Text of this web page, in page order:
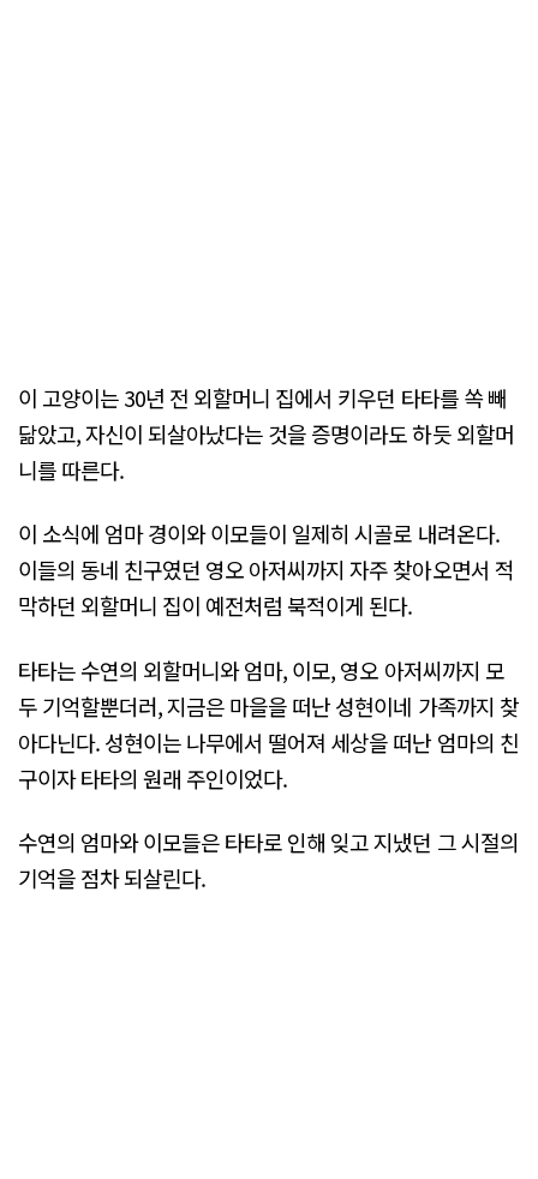
이 고양이는 30년 전 외할머니 집에서 키우던 타타를 쏙 빼
닮았고, 자신이 되살아났다는 것을 증명이라도 하듯 외할머
니를 따른다.
이 소식에 엄마 경이와 이모들이 일제히 시골로 내려온다.
이들의 동네 친구였던 영오 아저씨까지 자주 찾아오면서 적
막하던 외할머니 집이 예전처럼 북적이게 된다.
타타는 수연의 외할머니와 엄마, 이모, 영오 아저씨까지 모
두 기억할뿐더러, 지금은 마을을 떠난 성현이네 가족까지 찾
아다닌다. 성현이는 나무에서 떨어져 세상을 떠난 엄마의 친
구이자 타타의 원래 주인이었다.
수연의 엄마와 이모들은 타타로 인해 잊고 지냈던 그 시절의
기억을 점차 되살린다.